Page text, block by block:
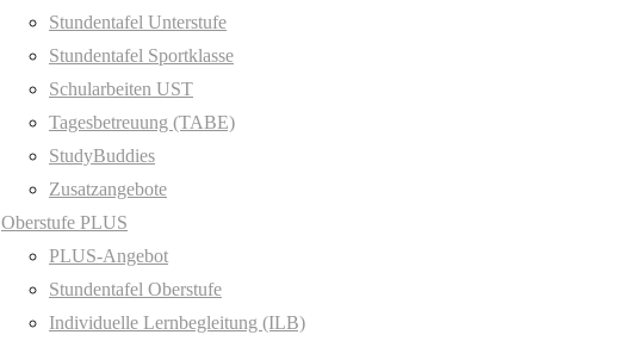
Stundentafel Unterstufe
Stundentafel Sportklasse
Schularbeiten UST
Tagesbetreuung (TABE)
StudyBuddies
Zusatzangebote
Oberstufe PLUS
PLUS-Angebot
Stundentafel Oberstufe
Individuelle Lernbegleitung (ILB)